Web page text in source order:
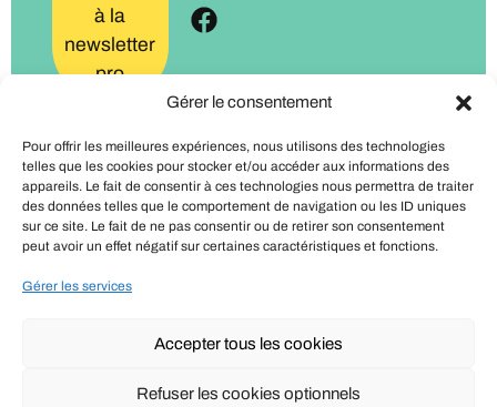
Gérer le consentement
Pour offrir les meilleures expériences, nous utilisons des technologies
telles que les cookies pour stocker et/ou accéder aux informations des
appareils. Le fait de consentir à ces technologies nous permettra de traiter
des données telles que le comportement de navigation ou les ID uniques
sur ce site. Le fait de ne pas consentir ou de retirer son consentement
peut avoir un effet négatif sur certaines caractéristiques et fonctions.
Gérer les services
Accepter tous les cookies
Refuser les cookies optionnels
à la
newsletter
pro
m’inscris
à la
newsletter
familles
Mentions légales